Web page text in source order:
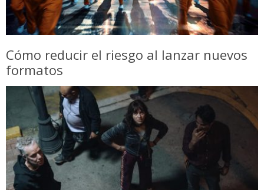
Cómo reducir el riesgo al lanzar nuevos
formatos